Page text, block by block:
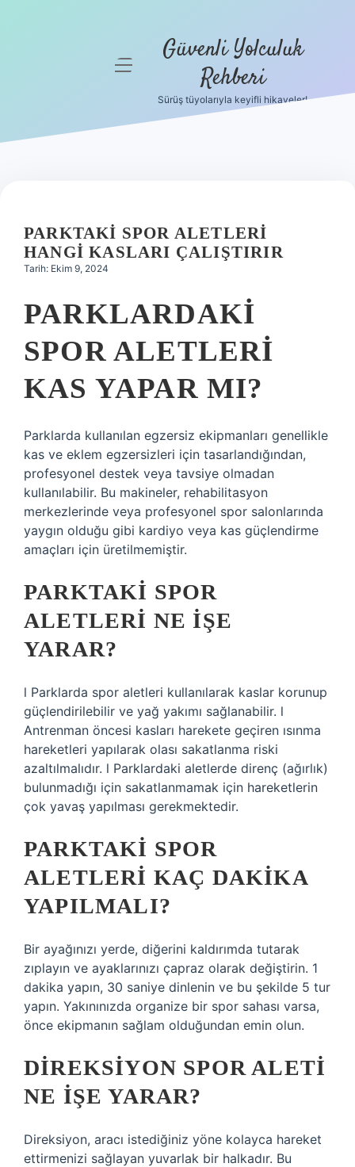
Hakkımızda
menüyü Güvenli Yolculuk
Rehberi
Sürüş tüyolarıyla keyifli hikayeler!
PARKTAKI SPOR ALETLERI
HANGI KASLARI ÇALIŞTIRIR
Tarih: Ekim 9, 2024
PARKLARDAKI
SPOR ALETLERI
KAS YAPAR MI?
Parklarda kullanılan egzersiz ekipmanları genellikle
kas ve eklem egzersizleri için tasarlandığından,
profesyonel destek veya tavsiye olmadan
kullanılabilir. Bu makineler, rehabilitasyon
merkezlerinde veya profesyonel spor salonlarında
yaygın olduğu gibi kardiyo veya kas güçlendirme
amaçları için üretilmemiştir.
PARKTAKI SPOR
ALETLERI NE IŞE
YARAR?
l Parklarda spor aletleri kullanılarak kaslar korunup
güçlendirilebilir ve yağ yakımı sağlanabilir. l
Antrenman öncesi kasları harekete geçiren ısınma
hareketleri yapılarak olası sakatlanma riski
azaltılmalıdır. l Parklardaki aletlerde direnç (ağırlık)
bulunmadığı için sakatlanmamak için hareketlerin
çok yavaş yapılması gerekmektedir.
PARKTAKI SPOR
ALETLERI KAÇ DAKIKA
YAPILMALI?
Bir ayağınızı yerde, diğerini kaldırımda tutarak
zıplayın ve ayaklarınızı çapraz olarak değiştirin. 1
dakika yapın, 30 saniye dinlenin ve bu şekilde 5 tur
yapın. Yakınınızda organize bir spor sahası varsa,
önce ekipmanın sağlam olduğundan emin olun.
DIREKSIYON SPOR ALETI
NE IŞE YARAR?
Direksiyon, aracı istediğiniz yöne kolayca hareket
ettirmenizi sağlayan yuvarlak bir halkadır. Bu